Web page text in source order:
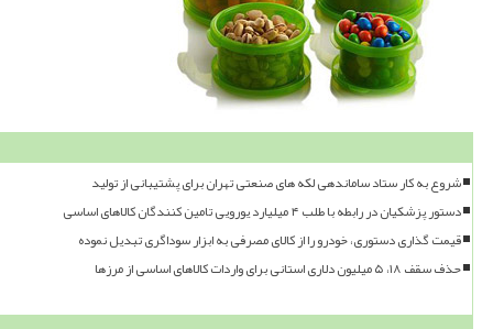
شروع به کار ستاد ساماندهی لکه های صنعتی تهران برای پشتیبانی از تولید
دستور پزشکیان در رابطه با طلب ۴ میلیارد یورویی تامین کنندگان کالاهای اساسی
قیمت گذاری دستوری، خودرو را از کالای مصرفی به ابزار سوداگری تبدیل نموده
حذف سقف ۱۸، ۵ میلیون دلاری استانی برای واردات کالاهای اساسی از مرزها